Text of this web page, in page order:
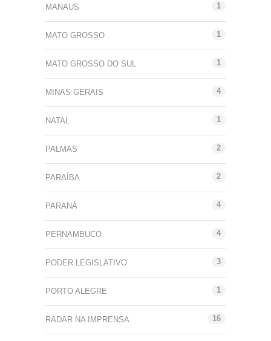
MANAUS 1
MATO GROSSO 1
MATO GROSSO DO SUL 1
MINAS GERAIS 4
NATAL 1
PALMAS 2
PARAÍBA 2
PARANÁ 4
PERNAMBUCO 4
PODER LEGISLATIVO 3
PORTO ALEGRE 1
RADAR NA IMPRENSA 16